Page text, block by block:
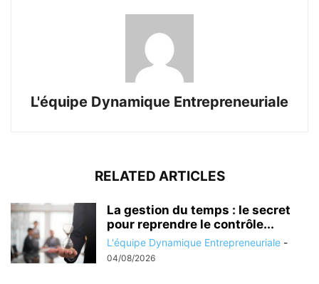
L'équipe Dynamique Entrepreneuriale
RELATED ARTICLES
La gestion du temps : le secret
pour reprendre le contrôle...
L'équipe Dynamique Entrepreneuriale -
04/08/2026